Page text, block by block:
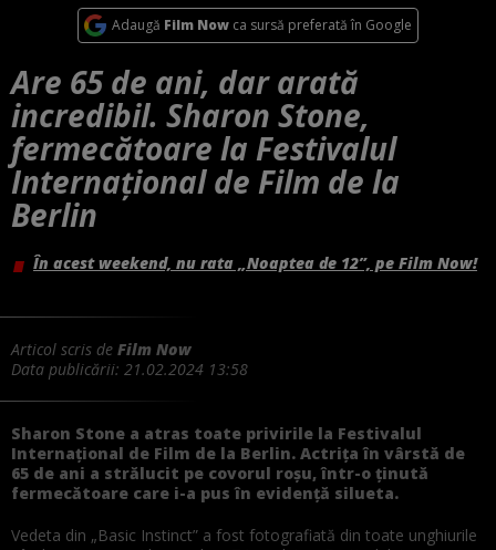
Adaugă Film Now ca sursă preferată în Google
Are 65 de ani, dar arată
incredibil. Sharon Stone,
fermecătoare la Festivalul
Internațional de Film de la
Berlin
În acest weekend, nu rata „Noaptea de 12”, pe Film Now!
Articol scris de Film Now
Data publicării: 21.02.2024 13:58
Sharon Stone a atras toate privirile la Festivalul
Internațional de Film de la Berlin. Actrița în vârstă de
65 de ani a strălucit pe covorul roșu, într-o ținută
fermecătoare care i-a pus în evidență silueta.
Vedeta din „Basic Instinct” a fost fotografiată din toate unghiurile